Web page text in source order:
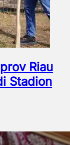
Riau
Stadion